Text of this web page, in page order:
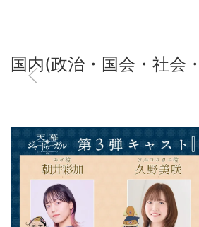
国内(政治・国会・社会